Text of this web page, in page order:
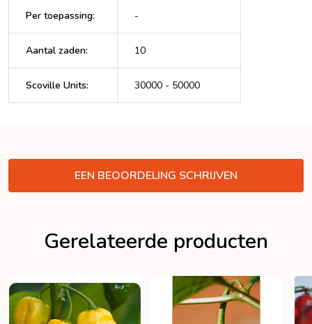
Per toepassing: -
Aantal zaden: 10
Scoville Units: 30000 - 50000
EEN BEOORDELING SCHRIJVEN
Gerelateerde producten